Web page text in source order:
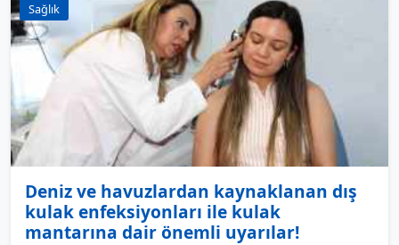
Sağlık
Deniz ve havuzlardan kaynaklanan dış
kulak enfeksiyonları ile kulak
mantarına dair önemli uyarılar!